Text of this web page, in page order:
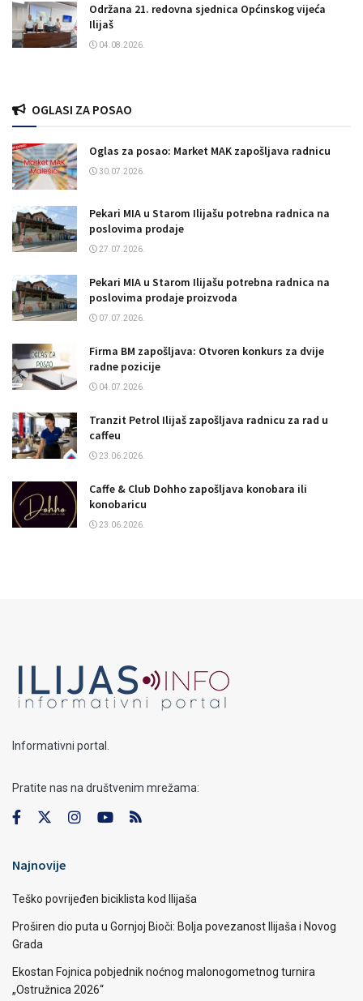
Održana 21. redovna sjednica Općinskog vijeća
Ilijaš
04.08.2026.
OGLASI ZA POSAO
Oglas za posao: Market MAK zapošljava radnicu
30.07.2026.
Pekari MIA u Starom Ilijašu potrebna radnica na
poslovima prodaje
27.07.2026.
Pekari MIA u Starom Ilijašu potrebna radnica na
poslovima prodaje proizvoda
07.07.2026.
Firma BM zapošljava: Otvoren konkurs za dvije
radne pozicije
04.07.2026.
Tranzit Petrol Ilijaš zapošljava radnicu za rad u
caffeu
23.06.2026.
Caffe & Club Dohho zapošljava konobara ili
konobaricu
23.06.2026.
Informativni portal.
Pratite nas na društvenim mrežama:
Najnovije
Teško povrijeđen biciklista kod Ilijaša
Proširen dio puta u Gornjoj Bioči: Bolja povezanost Ilijaša i Novog
Grada
Ekostan Fojnica pobjednik noćnog malonogometnog turnira
„Ostružnica 2026“